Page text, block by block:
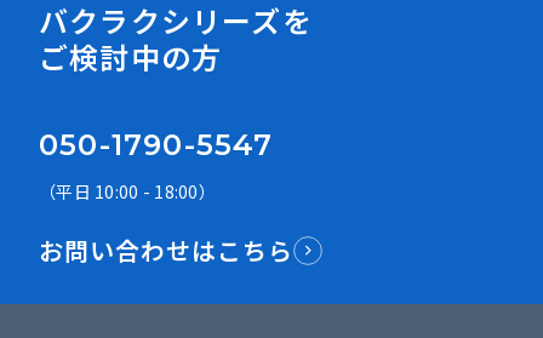
バクラクシリーズを
ご検討中の方
050-1790-5547
（平日 10:00 - 18:00）
お問い合わせはこちら